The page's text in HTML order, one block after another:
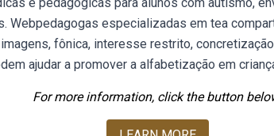
Webpedagogas especializadas em tea
fônica, interesse restrito,
ajudar a promover a alfabetização em
For more information, click the button